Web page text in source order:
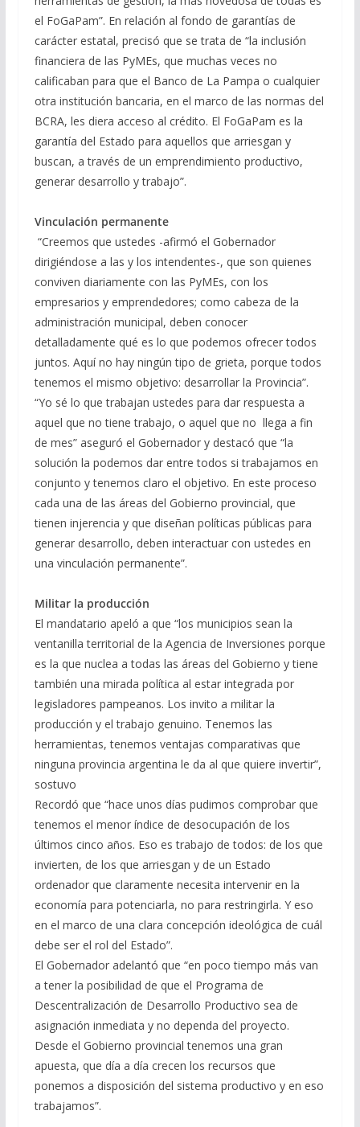
el FoGaPam”. En relación al fondo de garantías de
carácter estatal, precisó que se trata de “la inclusión
financiera de las PyMEs, que muchas veces no
calificaban para que el Banco de La Pampa o cualquier
otra institución bancaria, en el marco de las normas del
BCRA, les diera acceso al crédito. El FoGaPam es la
garantía del Estado para aquellos que arriesgan y
buscan, a través de un emprendimiento productivo,
generar desarrollo y trabajo”.
Vinculación permanente
“Creemos que ustedes -afirmó el Gobernador
dirigiéndose a las y los intendentes-, que son quienes
conviven diariamente con las PyMEs, con los
empresarios y emprendedores; como cabeza de la
administración municipal, deben conocer
detalladamente qué es lo que podemos ofrecer todos
juntos. Aquí no hay ningún tipo de grieta, porque todos
tenemos el mismo objetivo: desarrollar la Provincia”.
“Yo sé lo que trabajan ustedes para dar respuesta a
aquel que no tiene trabajo, o aquel que no llega a fin
de mes” aseguró el Gobernador y destacó que “la
solución la podemos dar entre todos si trabajamos en
conjunto y tenemos claro el objetivo. En este proceso
cada una de las áreas del Gobierno provincial, que
tienen injerencia y que diseñan políticas públicas para
generar desarrollo, deben interactuar con ustedes en
una vinculación permanente”.
Militar la producción
El mandatario apeló a que “los municipios sean la
ventanilla territorial de la Agencia de Inversiones porque
es la que nuclea a todas las áreas del Gobierno y tiene
también una mirada política al estar integrada por
legisladores pampeanos. Los invito a militar la
producción y el trabajo genuino. Tenemos las
herramientas, tenemos ventajas comparativas que
ninguna provincia argentina le da al que quiere invertir”,
sostuvo
Recordó que “hace unos días pudimos comprobar que
tenemos el menor índice de desocupación de los
últimos cinco años. Eso es trabajo de todos: de los que
invierten, de los que arriesgan y de un Estado
ordenador que claramente necesita intervenir en la
economía para potenciarla, no para restringirla. Y eso
en el marco de una clara concepción ideológica de cuál
debe ser el rol del Estado”.
El Gobernador adelantó que “en poco tiempo más van
a tener la posibilidad de que el Programa de
Descentralización de Desarrollo Productivo sea de
asignación inmediata y no dependa del proyecto.
Desde el Gobierno provincial tenemos una gran
apuesta, que día a día crecen los recursos que
ponemos a disposición del sistema productivo y en eso
trabajamos”.